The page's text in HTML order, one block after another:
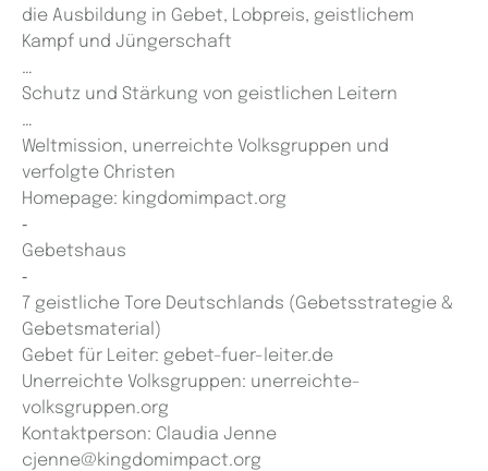
die Ausbildung in Gebet, Lobpreis, geistlichem
Kampf und Jüngerschaft
…
Schutz und Stärkung von geistlichen Leitern
…
Weltmission, unerreichte Volksgruppen und
verfolgte Christen
Homepage: kingdomimpact.org
‑
Gebetshaus
‑
7 geistliche Tore Deutschlands (Gebetsstrategie &
Gebetsmaterial)
Gebet für Leiter: gebet-fuer-leiter.de
Unerreichte Volksgruppen: unerreichte-
volksgruppen.org
Kontaktperson: Claudia Jenne
cjenne@kingdomimpact.org